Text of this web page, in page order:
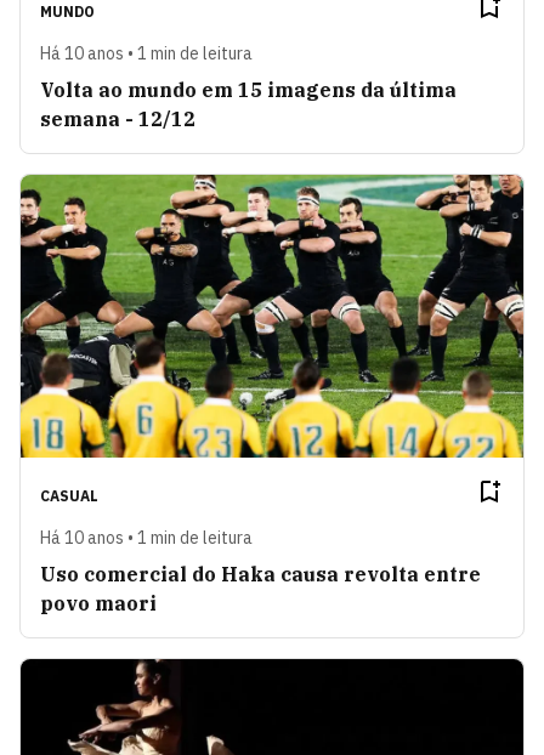
MUNDO
Há 10 anos • 1 min de leitura
Volta ao mundo em 15 imagens da última
semana - 12/12
CASUAL
Há 10 anos • 1 min de leitura
Uso comercial do Haka causa revolta entre
povo maori